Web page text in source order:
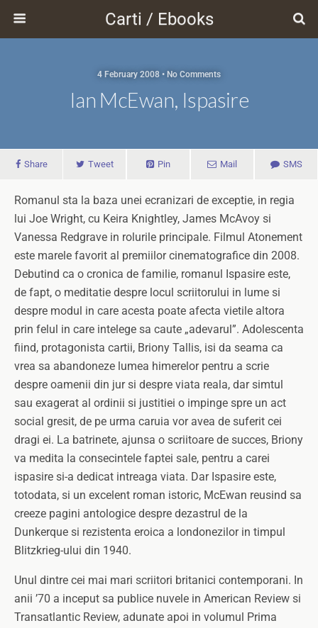
Carti / Ebooks
4 February 2008 • No Comments
Ian McEwan, Ispasire
Share Tweet Pin Mail SMS
Romanul sta la baza unei ecranizari de exceptie, in regia
lui Joe Wright, cu Keira Knightley, James McAvoy si
Vanessa Redgrave in rolurile principale. Filmul Atonement
este marele favorit al premiilor cinematografice din 2008.
Debutind ca o cronica de familie, romanul Ispasire este,
de fapt, o meditatie despre locul scriitorului in lume si
despre modul in care acesta poate afecta vietile altora
prin felul in care intelege sa caute „adevarul”. Adolescenta
fiind, protagonista cartii, Briony Tallis, isi da seama ca
vrea sa abandoneze lumea himerelor pentru a scrie
despre oamenii din jur si despre viata reala, dar simtul
sau exagerat al ordinii si justitiei o impinge spre un act
social gresit, de pe urma caruia vor avea de suferit cei
dragi ei. La batrinete, ajunsa o scriitoare de succes, Briony
va medita la consecintele faptei sale, pentru a carei
ispasire si-a dedicat intreaga viata. Dar Ispasire este,
totodata, si un excelent roman istoric, McEwan reusind sa
creeze pagini antologice despre dezastrul de la
Dunkerque si rezistenta eroica a londonezilor in timpul
Blitzkrieg-ului din 1940.
Unul dintre cei mai mari scriitori britanici contemporani. In
anii ’70 a inceput sa publice nuvele in American Review si
Transatlantic Review, adunate apoi in volumul Prima